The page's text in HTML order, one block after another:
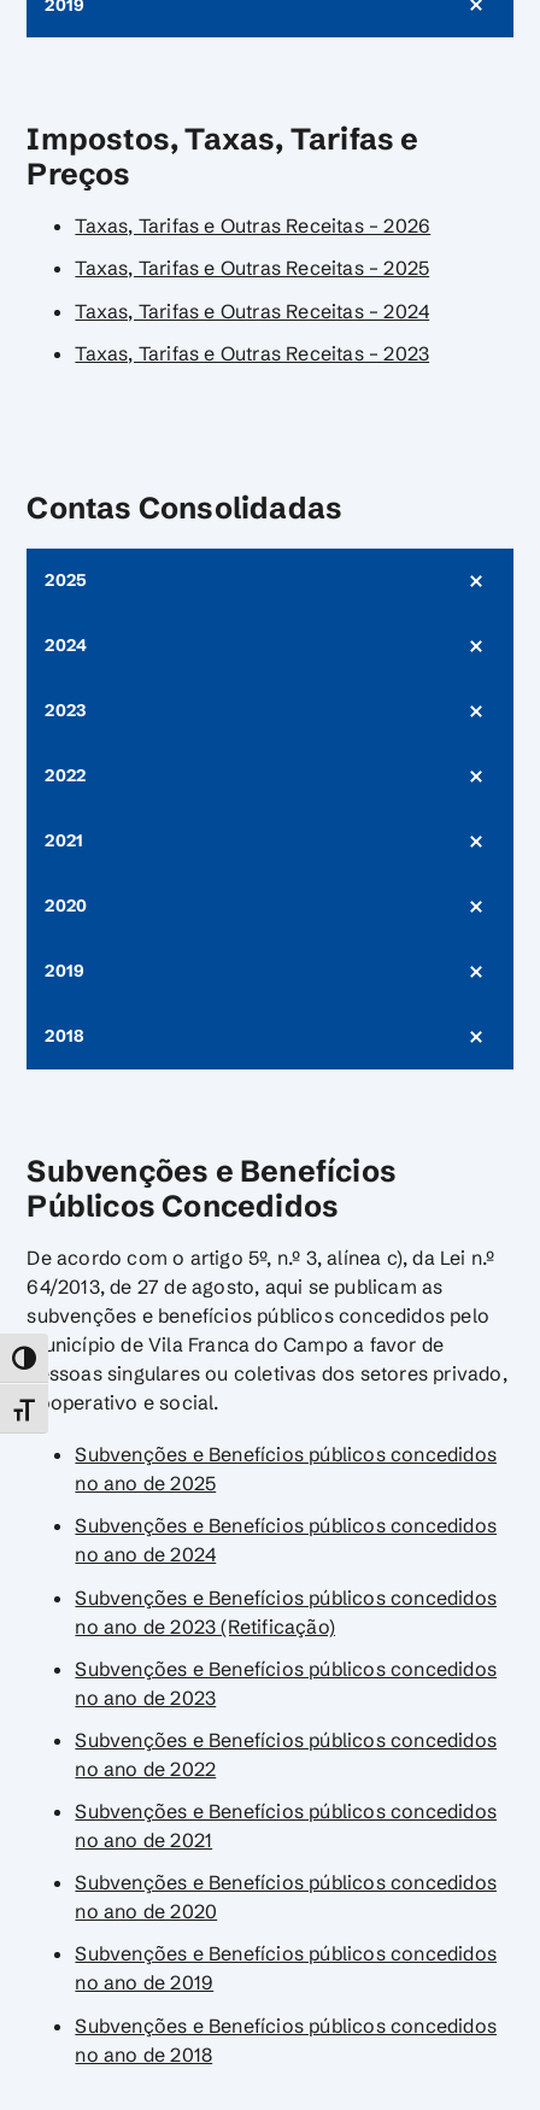
TOGGLE HIGH CONTRAST
TOGGLE FONT SIZE
2019
Impostos, Taxas, Tarifas e
Preços
Taxas, Tarifas e Outras Receitas – 2026
Taxas, Tarifas e Outras Receitas – 2025
Taxas, Tarifas e Outras Receitas – 2024
Taxas, Tarifas e Outras Receitas – 2023
Contas Consolidadas
2025
2024
2023
2022
2021
2020
2019
2018
Subvenções e Benefícios
Públicos Concedidos
De acordo com o artigo 5º, n.º 3, alínea c), da Lei n.º
64/2013, de 27 de agosto, aqui se publicam as
subvenções e benefícios públicos concedidos pelo
Município de Vila Franca do Campo a favor de
pessoas singulares ou coletivas dos setores privado,
cooperativo e social.
Subvenções e Benefícios públicos concedidos
no ano de 2025
Subvenções e Benefícios públicos concedidos
no ano de 2024
Subvenções e Benefícios públicos concedidos
no ano de 2023 (Retificação)
Subvenções e Benefícios públicos concedidos
no ano de 2023
Subvenções e Benefícios públicos concedidos
no ano de 2022
Subvenções e Benefícios públicos concedidos
no ano de 2021
Subvenções e Benefícios públicos concedidos
no ano de 2020
Subvenções e Benefícios públicos concedidos
no ano de 2019
Subvenções e Benefícios públicos concedidos
no ano de 2018